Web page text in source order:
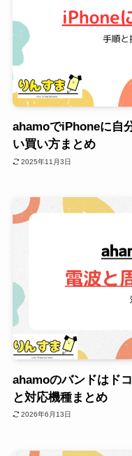
ahamoでiPhoneに自
い買い方まとめ
2025年11月3日
ahamoのバンドはド
と対応機種まとめ
2026年6月13日